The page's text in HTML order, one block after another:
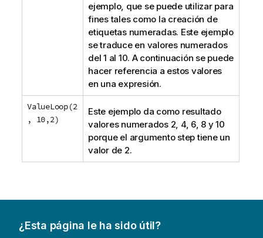
ejemplo, que se puede utilizar para
fines tales como la creación de
etiquetas numeradas. Este ejemplo
se traduce en valores numerados
del 1 al 10. A continuación se puede
hacer referencia a estos valores
en una expresión.
ValueLoop(2
, 10,2)
Este ejemplo da como resultado
valores numerados 2, 4, 6, 8 y 10
porque el argumento steptiene un
valor de 2.
¿Esta página le ha sido útil?